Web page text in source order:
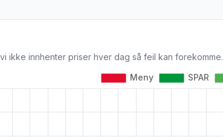
ikke innhenter priser hver dag så feil kan forekomme.